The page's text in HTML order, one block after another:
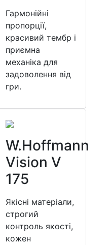
Гармонійні
пропорції,
красивий тембр і
приємна
механіка для
задоволення від
гри.
W.Hoffmann
Vision V
175
Якісні матеріали,
строгий
контроль якості,
кожен